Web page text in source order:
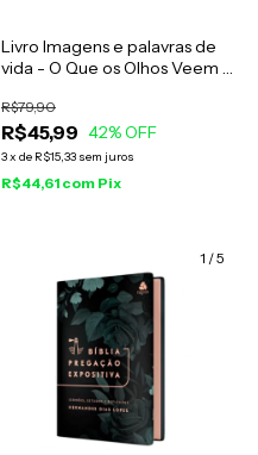
Livro Imagens e palavras de
vida - O Que os Olhos Veem e
Dias Lopes
R$45,99
R$79,90
42% OFF
3x de R$15,33 sem juros
R$44,61 com Pix
1 /5